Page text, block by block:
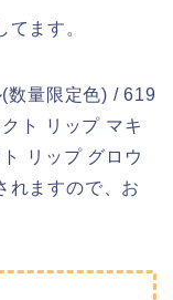
ます。
数量限定色) / 619
ト リップ マキ
リップ グロウ
れますので、お